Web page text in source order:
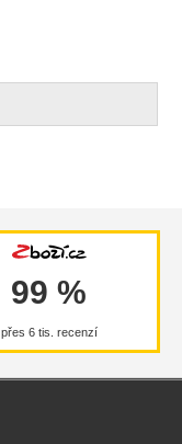
99 %
přes 6 tis. recenzí